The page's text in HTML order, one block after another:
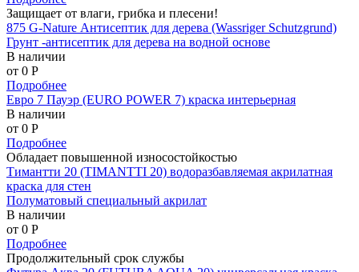
Защищает от влаги, грибка и плесени!
875 G-Nature Антисептик для дерева (Wassriger Schutzgrund)
Грунт -антисептик для дерева на водной основе
В наличии
от 0 P
Подробнее
Евро 7 Пауэр (EURO POWER 7) краска интерьерная
В наличии
от 0 P
Подробнее
Обладает повышенной износостойкостью
Тимантти 20 (TIMANTTI 20) водоразбавляемая акрилатная
краска для стен
Полуматовый специальный акрилат
В наличии
от 0 P
Подробнее
Продолжительный срок службы